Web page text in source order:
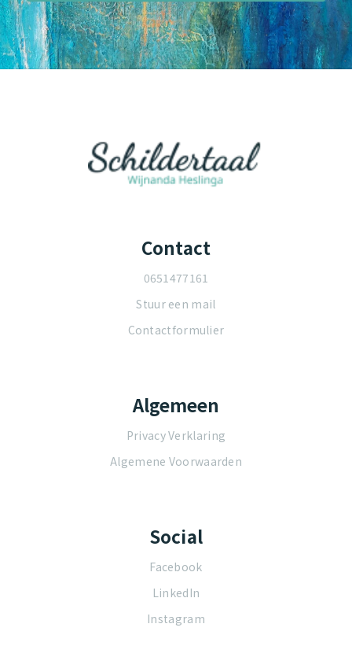
Contact
0651477161
Stuur een mail
Contactformulier
Algemeen
Privacy Verklaring
Algemene Voorwaarden
Social
Facebook
LinkedIn
Instagram